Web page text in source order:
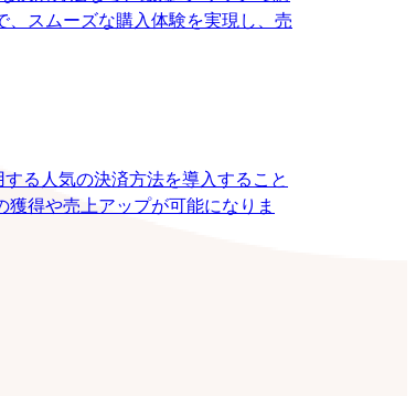
、スムーズな購入体験を実現し、売
る人気の決済方法を導入すること
得や売上アップが可能になりま